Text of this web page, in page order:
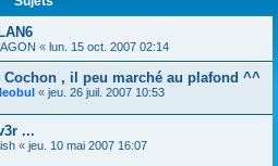
r
« lun. 15 oct. 2007 02:14
Cochon , il peu marché au plafond ^^
« jeu. 26 juil. 2007 10:53
...
« jeu. 10 mai 2007 16:07